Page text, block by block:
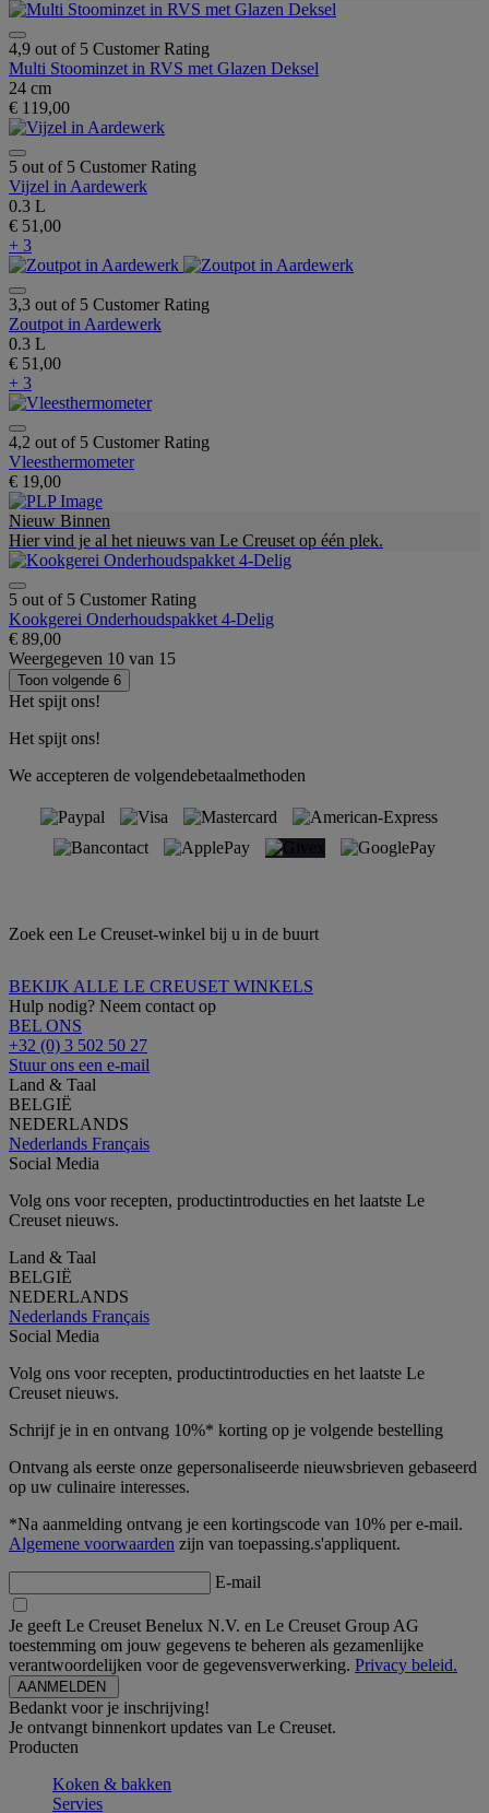
4,9 out of 5 Customer Rating
Multi Stoominzet in RVS met Glazen Deksel
24 cm
€ 119,00
5 out of 5 Customer Rating
Vijzel in Aardewerk
0.3 L
€ 51,00
+ 3
3,3 out of 5 Customer Rating
Zoutpot in Aardewerk
0.3 L
€ 51,00
+ 3
4,2 out of 5 Customer Rating
Vleesthermometer
€ 19,00
Nieuw Binnen
Hier vind je al het nieuws van Le Creuset op één plek.
5 out of 5 Customer Rating
Kookgerei Onderhoudspakket 4-Delig
€ 89,00
Weergegeven 10 van 15
Toon volgende 6
Het spijt ons!
Het spijt ons!
We accepteren de volgendebetaalmethoden
Zoek een Le Creuset-winkel bij u in de buurt
BEKIJK ALLE LE CREUSET WINKELS
Hulp nodig? Neem contact op
BEL ONS
+32 (0) 3 502 50 27
Stuur ons een e-mail
Land & Taal
BELGIË
NEDERLANDS
Nederlands Français
Social Media
Volg ons voor recepten, productintroducties en het laatste Le
Creuset nieuws.
Land & Taal
BELGIË
NEDERLANDS
Nederlands Français
Social Media
Volg ons voor recepten, productintroducties en het laatste Le
Creuset nieuws.
Schrijf je in en ontvang 10%* korting op je volgende bestelling
Ontvang als eerste onze gepersonaliseerde nieuwsbrieven gebaseerd
op uw culinaire interesses.
*Na aanmelding ontvang je een kortingscode van 10% per e-mail.
Algemene voorwaarden zijn van toepassing.s'appliquent.
E-mail
Je geeft Le Creuset Benelux N.V. en Le Creuset Group AG
toestemming om jouw gegevens te beheren als gezamenlijke
verantwoordelijken voor de gegevensverwerking. Privacy beleid.
Bedankt voor je inschrijving!
Je ontvangt binnenkort updates van Le Creuset.
Producten
Koken & bakken
Servies